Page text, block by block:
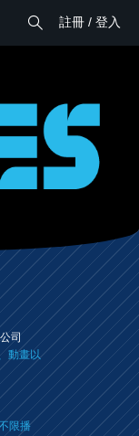
註冊 / 登入
司
動畫以
限播